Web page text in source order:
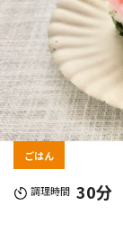
ごはん
調理時間 30分